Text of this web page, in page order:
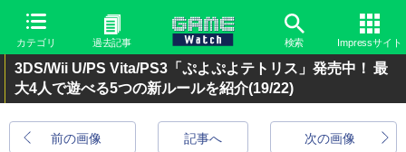
カテゴリ 過去記事 検索 Impressサイト
3DS/Wii U/PS Vita/PS3「ぷよぷよテトリス」発売中！ 最
大4人で遊べる5つの新ルールを紹介(19/22)
前の画像 次の画像
記事へ